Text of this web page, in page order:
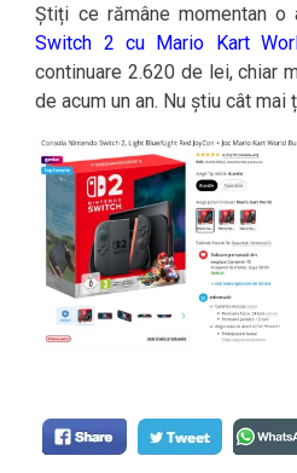
Știți ce rămâne momentan
Switch 2 cu Mario Kart
continuare 2.620 de lei, chiar
de acum un an. Nu știu cât